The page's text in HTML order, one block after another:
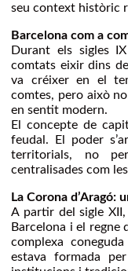
seu context històric
Barcelona com a
Durant els sigles
comtats eixir dins
va créixer en el
comtes, pero això
en sentit modern.
El concepte de
feudal. El poder
territorials, no per
centralisades com
La Corona d’Aragó:
A partir del sigle
Barcelona i el regne
complexa
estava formada